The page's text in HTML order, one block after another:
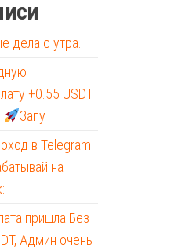
дела с утра.
+0.55 USDT
Запу
в Telegram
на
пришла Без
Админ очень